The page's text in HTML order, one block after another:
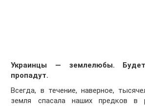
Украинцы — землелюбы.
пропадут.
Всегда, в течение, наверное,
земля спасала наших предков в